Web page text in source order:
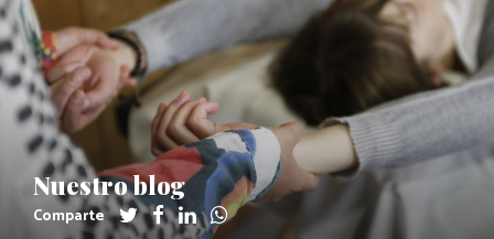
Nuestro blog
Comparte